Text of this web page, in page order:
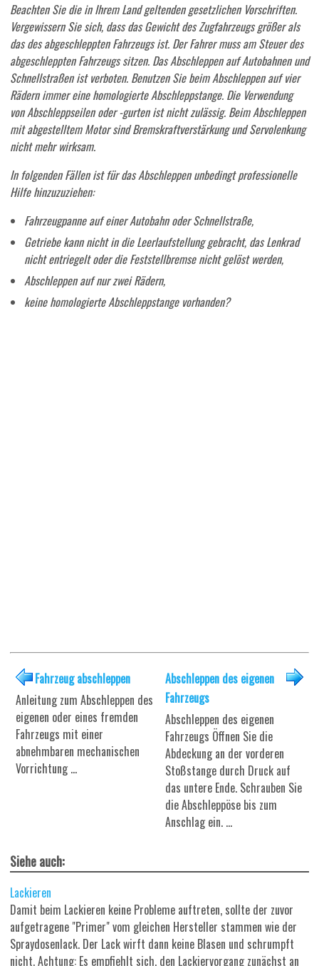
Beachten Sie die in Ihrem Land geltenden gesetzlichen Vorschriften.
Vergewissern Sie sich, dass das Gewicht des Zugfahrzeugs größer als
das des abgeschleppten Fahrzeugs ist. Der Fahrer muss am Steuer des
abgeschleppten Fahrzeugs sitzen. Das Abschleppen auf Autobahnen und
Schnellstraßen ist verboten. Benutzen Sie beim Abschleppen auf vier
Rädern immer eine homologierte Abschleppstange. Die Verwendung
von Abschleppseilen oder -gurten ist nicht zulässig. Beim Abschleppen
mit abgestelltem Motor sind Bremskraftverstärkung und Servolenkung
nicht mehr wirksam.
In folgenden Fällen ist für das Abschleppen unbedingt professionelle
Hilfe hinzuzuziehen:
Fahrzeugpanne auf einer Autobahn oder Schnellstraße,
Getriebe kann nicht in die Leerlaufstellung gebracht, das Lenkrad
nicht entriegelt oder die Feststellbremse nicht gelöst werden,
Abschleppen auf nur zwei Rädern,
keine homologierte Abschleppstange vorhanden?
Fahrzeug abschleppen
Anleitung zum Abschleppen des
eigenen oder eines fremden
Fahrzeugs mit einer
abnehmbaren mechanischen
Vorrichtung ...
Abschleppen des eigenen
Fahrzeugs
Abschleppen des eigenen
Fahrzeugs Öffnen Sie die
Abdeckung an der vorderen
Stoßstange durch Druck auf
das untere Ende. Schrauben Sie
die Abschleppöse bis zum
Anschlag ein. ...
Siehe auch:
Lackieren
Damit beim Lackieren keine Probleme auftreten, sollte der zuvor
aufgetragene "Primer" vom gleichen Hersteller stammen wie der
Spraydosenlack. Der Lack wirft dann keine Blasen und schrumpft
nicht. Achtung: Es empfiehlt sich, den Lackiervorgang zunächst an